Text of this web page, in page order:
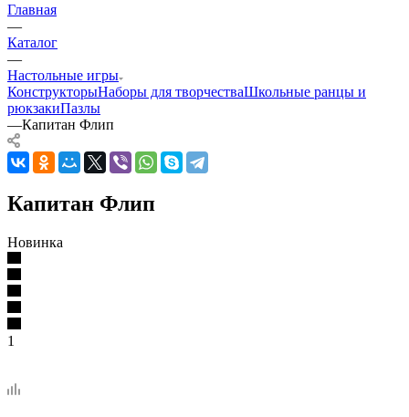
Главная
—
Каталог
—
Настольные игры
КонструкторыНаборы для творчестваШкольные ранцы и
рюкзакиПазлы
—Капитан Флип
Капитан Флип
Новинка
1